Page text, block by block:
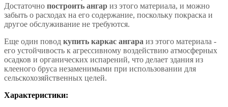
Достаточно построить ангар из этого материала, и можно
забыть о расходах на его содержание, поскольку покраска и
другое обслуживание не требуются.
Еще один повод купить каркас ангара из этого материала -
его устойчивость к агрессивному воздействию атмосферных
осадков и органических испарений, что делает здания из
клееного бруса незаменимыми при использовании для
сельскохозяйственных целей.
Характеристики: